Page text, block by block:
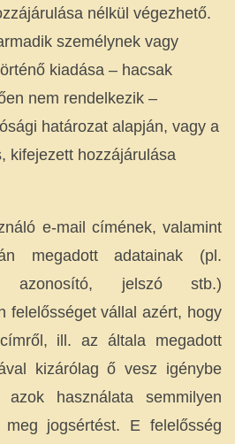
nélkül végezhető.
személynek vagy
kiadása – hacsak
nem rendelkezik –
határozat alapján, vagy a
kifejezett hozzájárulása
e-mail címének, valamint
megadott adatainak (pl.
azonosító, jelszó stb.)
felelősséget vállal azért, hogy
ill. az általa megadott
kizárólag ő vesz igénybe
azok használata semmilyen
jogsértést. E felelősség